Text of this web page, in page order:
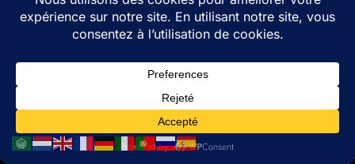
Accepter
Refuser
Voir les préférences
Politique de cookiesCGU
couches
soirées peuvent se révéler très fraîches. Appliquez le
système du “technique multicouche” : une première
couche respirante pour évacuer la transpiration
pendant l’effort, une deuxième couche isolante (type
polaire légère ou doudoune fine compacte) pour retenir